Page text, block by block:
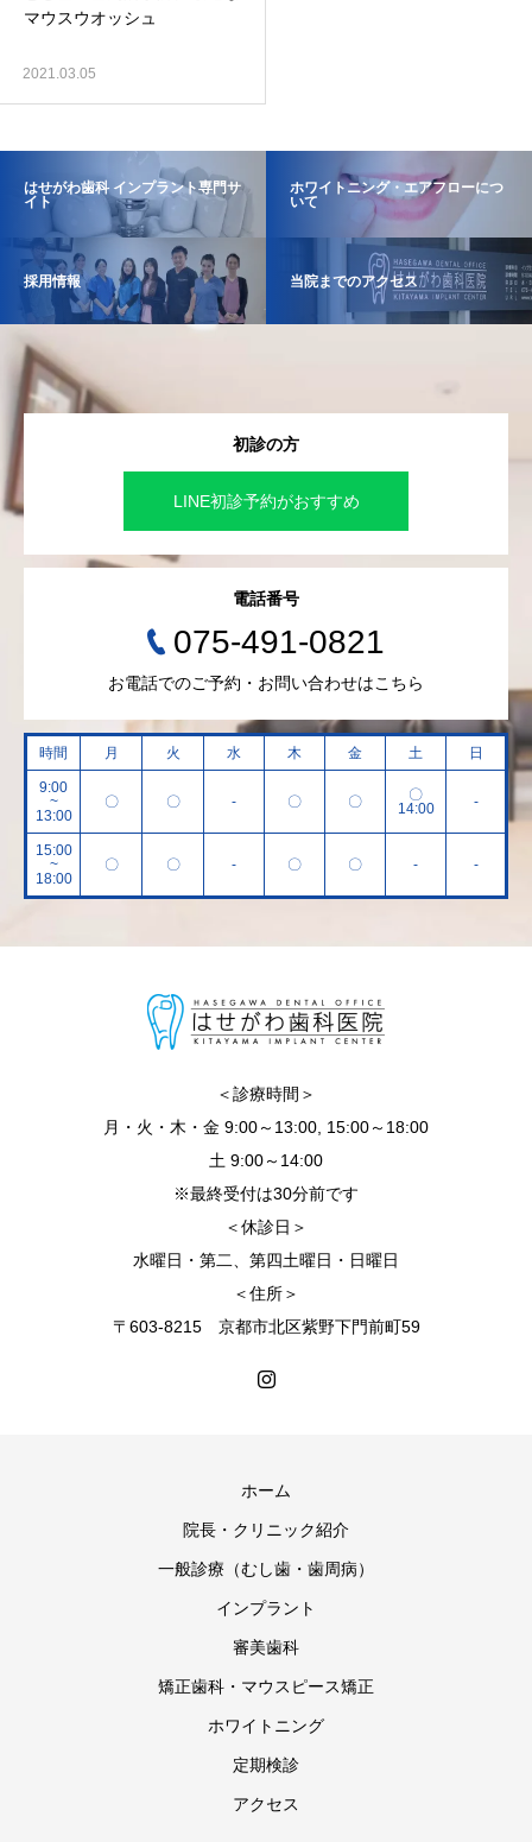
マウスウオッシュ
2021.03.05
はせがわ歯科 インプラント専門サ
イト
ホワイトニング・エアフローにつ
いて
採用情報 当院までのアクセス
初診の方
LINE初診予約がおすすめ
電話番号
075-491-0821
お電話でのご予約・お問い合わせはこちら
時間 月 火 水 木 金 土 日
9:00
~
13:00
〇 〇 - 〇 〇
〇
14:00
-
15:00
~
18:00
〇 〇 - 〇 〇 - -
＜診療時間＞
月・火・木・金 9:00～13:00, 15:00～18:00
土 9:00～14:00
※最終受付は30分前です
＜休診日＞
水曜日・第二、第四土曜日・日曜日
＜住所＞
〒603-8215 京都市北区紫野下門前町59
ホーム
院長・クリニック紹介
一般診療（むし歯・歯周病）
インプラント
審美歯科
矯正歯科・マウスピース矯正
ホワイトニング
定期検診
アクセス